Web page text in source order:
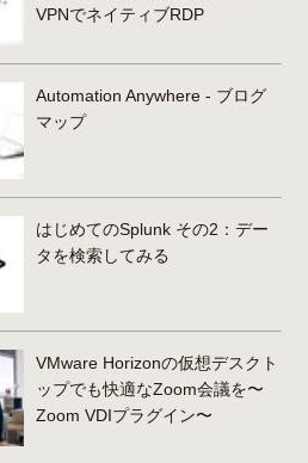
VPNでネイティブRDP
Automation Anywhere - ブログ
マップ
はじめてのSplunk その2：デー
タを検索してみる
VMware Horizonの仮想デスクト
ップでも快適なZoom会議を〜
Zoom VDIプラグイン〜